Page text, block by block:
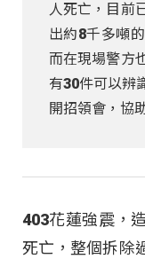
人死亡，目前
出約8千多噸
而在現場警方
有30件可以辨
開招領會，協
403花蓮強震，
死亡，整個拆除